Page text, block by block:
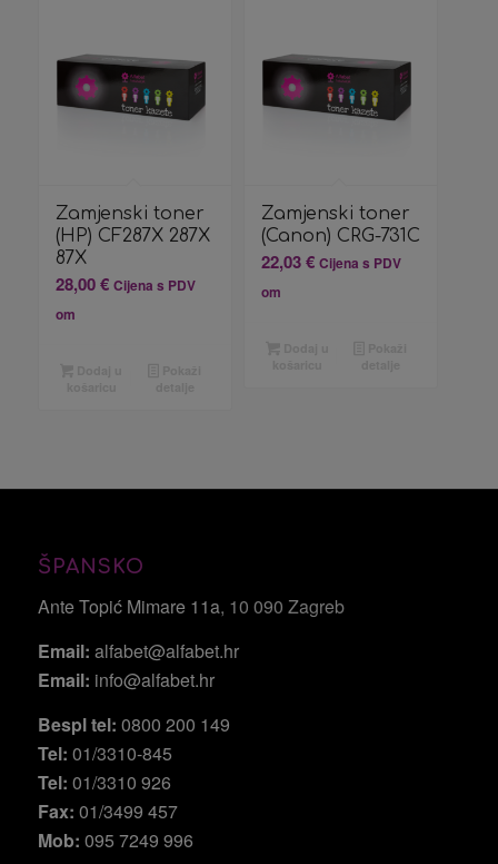
Zamjenski toner
(HP) CF287X 287X
87X
28,00€ Cijena s PDV
om
Zamjenski toner
(Canon) CRG-731C
22,03€ Cijena s PDV
om
ŠPANSKO
Ante Topić Mimare 11a, 10 090 Zagreb
Email: alfabet@alfabet.hr
Email: info@alfabet.hr
Bespl tel: 0800 200 149
Tel: 01/3310-845
Tel: 01/3310 926
Fax: 01/3499 457
Mob: 095 7249 996